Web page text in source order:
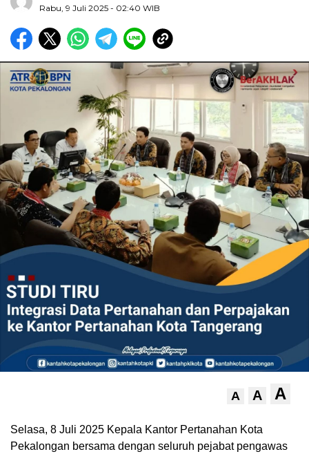
Rabu, 9 Juli 2025 - 02:40 WIB
A A A
Selasa, 8 Juli 2025 Kepala Kantor Pertanahan Kota
Pekalongan bersama dengan seluruh pejabat pengawas